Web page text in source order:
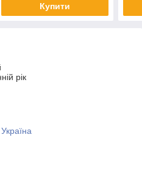
Купити
рік